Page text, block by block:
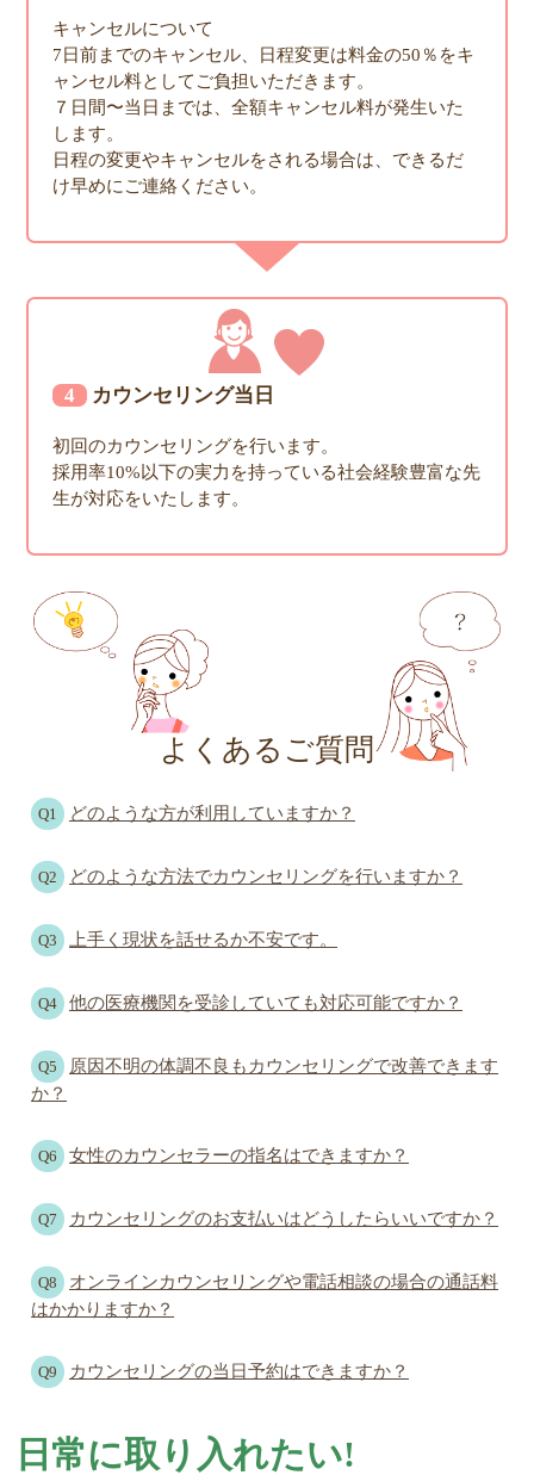
キャンセルについて
7日前までのキャンセル、日程変更は料金の50％をキ
ャンセル料としてご負担いただきます。
７日間〜当日までは、全額キャンセル料が発生いた
します。
日程の変更やキャンセルをされる場合は、できるだ
け早めにご連絡ください。
4カウンセリング当日
初回のカウンセリングを行います。
採用率10%以下の実力を持っている社会経験豊富な先
生が対応をいたします。
よくあるご質問
Q1 どのような方が利用していますか？
Q2 どのような方法でカウンセリングを行いますか？
Q3 上手く現状を話せるか不安です。
Q4 他の医療機関を受診していても対応可能ですか？
Q5
原因不明の体調不良もカウンセリングで改善できます
か？
Q6 女性のカウンセラーの指名はできますか？
Q7 カウンセリングのお支払いはどうしたらいいですか？
Q8
オンラインカウンセリングや電話相談の場合の通話料
はかかりますか？
Q9 カウンセリングの当日予約はできますか？
日常に取り入れたい!